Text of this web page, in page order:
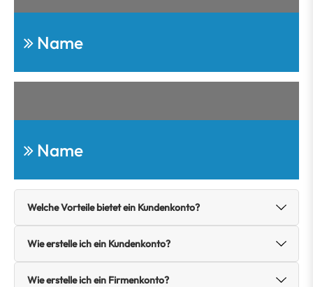
Name
Name
Welche Vorteile bietet ein Kundenkonto?
Wie erstelle ich ein Kundenkonto?
Wie erstelle ich ein Firmenkonto?